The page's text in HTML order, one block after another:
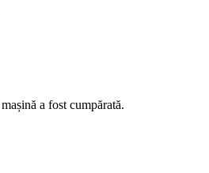
a fost cumpărată.